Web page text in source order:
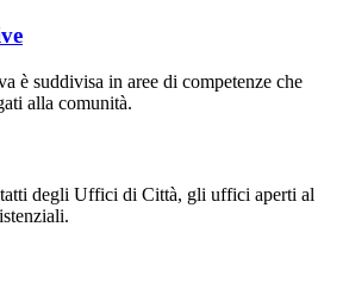
è suddivisa in aree di competenze che
alla comunità.
degli Uffici di Città, gli uffici aperti al